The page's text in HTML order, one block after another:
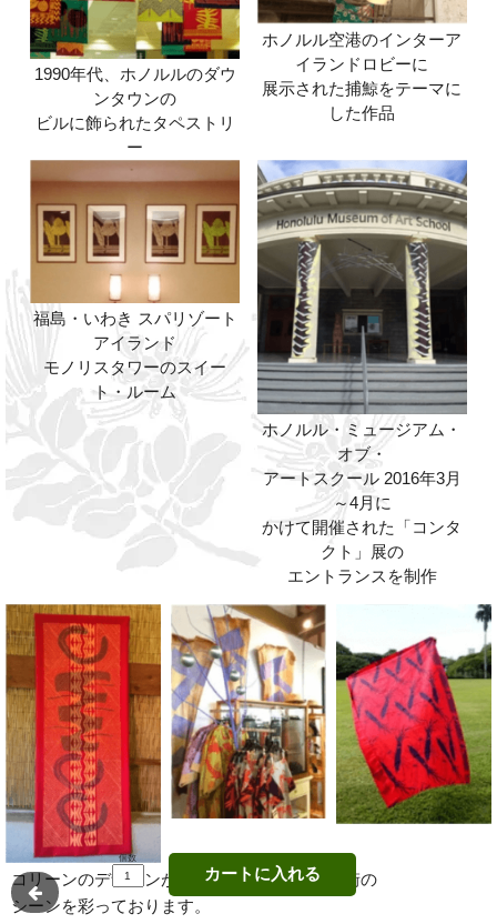
1990年代、ホノルルのダウ
ンタウンの
ビルに飾られたタペストリ
ー
ホノルル空港のインターア
イランドロビーに
展示された捕鯨をテーマに
した作品
福島・いわき スパリゾート
アイランド
モノリスタワーのスイー
ト・ルーム
ホノルル・ミュージアム・
オブ・
アートスクール 2016年3月
～4月に
かけて開催された「コンタ
クト」展の
エントランスを制作
コリーンのデザインが、ハワイのさまざまな街の
シーンを彩っております。
個数
カートに入れる